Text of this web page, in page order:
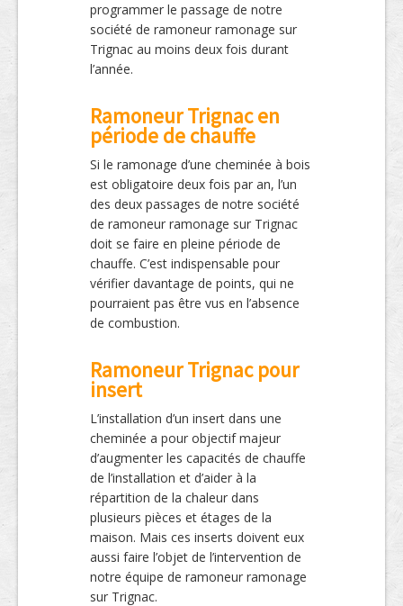
programmer le passage de notre
société de ramoneur ramonage sur
Trignac au moins deux fois durant
l’année.
Ramoneur Trignac en
période de chauffe
Si le ramonage d’une cheminée à bois
est obligatoire deux fois par an, l’un
des deux passages de notre société
de ramoneur ramonage sur Trignac
doit se faire en pleine période de
chauffe. C’est indispensable pour
vérifier davantage de points, qui ne
pourraient pas être vus en l’absence
de combustion.
Ramoneur Trignac pour
insert
L’installation d’un insert dans une
cheminée a pour objectif majeur
d’augmenter les capacités de chauffe
de l’installation et d’aider à la
répartition de la chaleur dans
plusieurs pièces et étages de la
maison. Mais ces inserts doivent eux
aussi faire l’objet de l’intervention de
notre équipe de ramoneur ramonage
sur Trignac.